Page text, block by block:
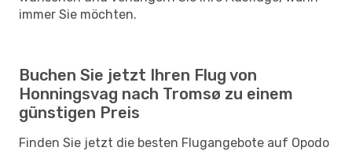
immer Sie möchten.
Buchen Sie jetzt Ihren Flug von
Honningsvag nach Tromsø zu einem
günstigen Preis
Finden Sie jetzt die besten Flugangebote auf Opodo